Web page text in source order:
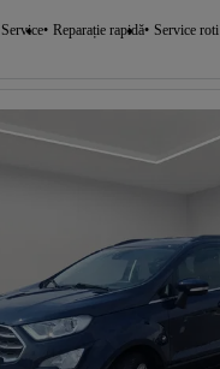
Service Reparație rapidă Service roti